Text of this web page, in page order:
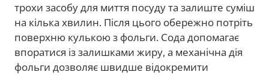
трохи засобу для миття посуду та залиште суміш
на кілька хвилин. Після цього обережно потріть
поверхню кулькою з фольги. Сода допомагає
впоратися із залишками жиру, а механічна дія
фольги дозволяє швидше відокремити